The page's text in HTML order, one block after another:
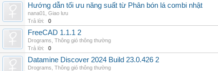
Hướng dẫn tối ưu năng suất từ Phân bón lá combi nhật
nana01
Giao lưu
Trả lời:
0
FreeCAD 1.1.1 2
Drograms Thông gió thông thường
Trả lời:
0
Datamine Discover 2024 Build 23.0.426 2
Drograms Thông gió thông thường